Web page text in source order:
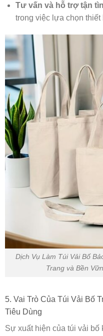
Tư vấn và hỗ trợ tận
trong việc lựa chọn
Dịch Vụ Làm Túi Vải Bố
Trang và Bền
5. Vai Trò Của Túi Vải Bố
Tiêu Dùng
Sự xuất hiện của túi vải bố